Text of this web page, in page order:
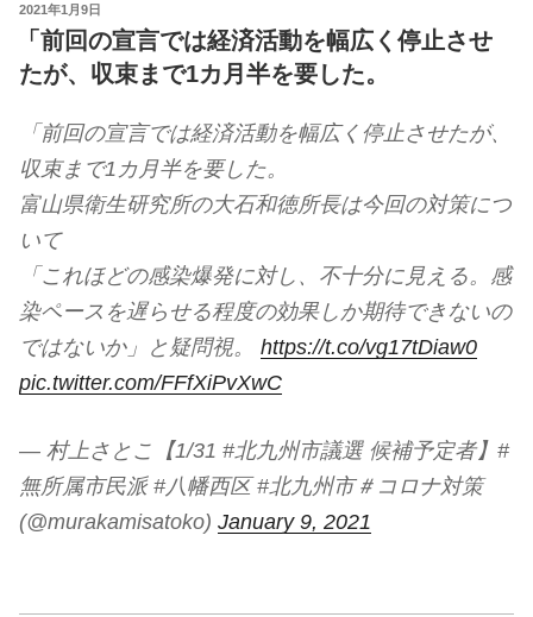
投
2021年1月9日
「前回の宣言では経済活動を幅広く停止させ
たが、収束まで1カ月半を要した。
「前回の宣言では経済活動を幅広く停止させたが、
収束まで1カ月半を要した。
富山県衛生研究所の大石和徳所長は今回の対策につ
いて
「これほどの感染爆発に対し、不十分に見える。感
染ペースを遅らせる程度の効果しか期待できないの
ではないか」と疑問視。 https://t.co/vg17tDiaw0
pic.twitter.com/FFfXiPvXwC
— 村上さとこ【1/31 #北九州市議選 候補予定者】#
無所属市民派 #八幡西区 #北九州市＃コロナ対策
(@murakamisatoko) January 9, 2021